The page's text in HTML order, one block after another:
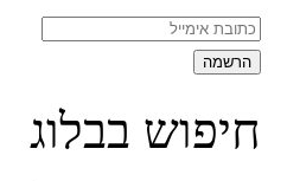
חיפוש בבלוג